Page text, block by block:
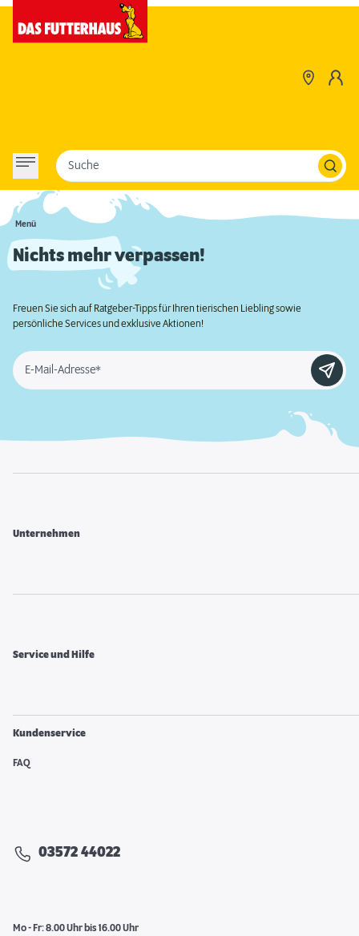
Menü
Suche
Nichts mehr verpassen!
Freuen Sie sich auf Ratgeber-Tipps für Ihren tierischen Liebling sowie
persönliche Services und exklusive Aktionen!
E-Mail-Adresse*
Unternehmen
Service und Hilfe
Kundenservice
FAQ
03572 44022
Mo - Fr: 8.00 Uhr bis 16.00 Uhr